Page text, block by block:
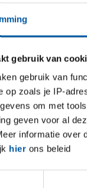
gebruik van
gebruik van
op zoals je IP-
om met
geven voor al
informatie over
hier ons beleid
prijslijst